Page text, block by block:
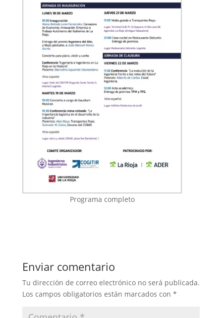
Programa completo
Enviar comentario
Tu dirección de correo electrónico no será publicada.
Los campos obligatorios están marcados con *